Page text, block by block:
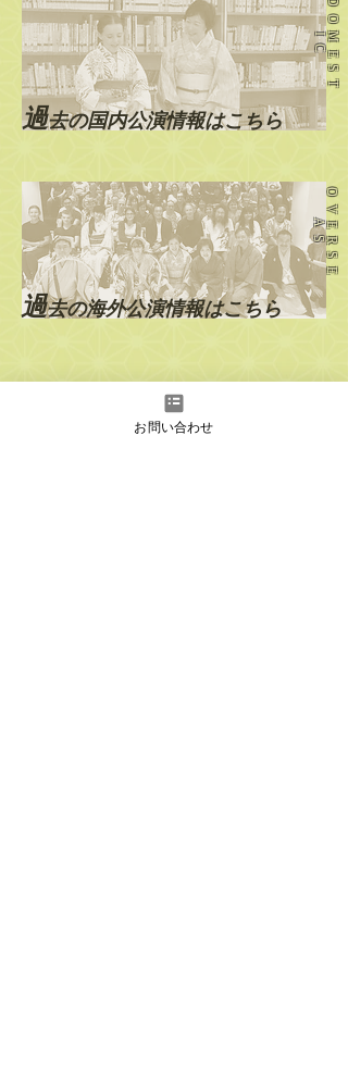
過去の国内公演情報はこちら
D
O
ME
S
T
I
C
過去の海外公演情報はこちら
O
V
E
R
S
E
A
S
お問い合わせ